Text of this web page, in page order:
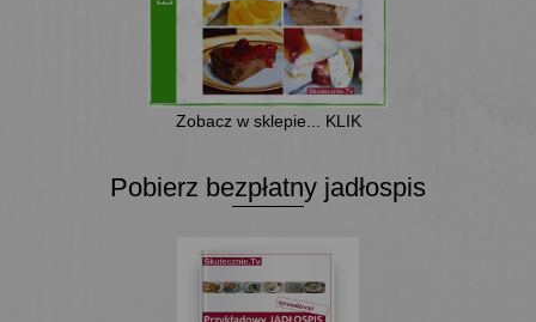
Zobacz w sklepie... KLIK
Pobierz bezpłatny jadłospis